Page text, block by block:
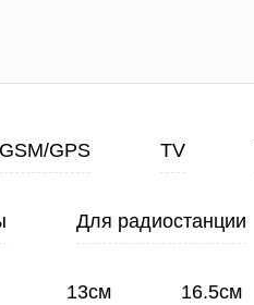
GSM/GPS TV
Для радиостанции
13см 16.5см